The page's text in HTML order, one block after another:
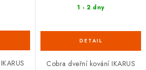
1 - 2 dny
Cobra dveřní kování IKARUS